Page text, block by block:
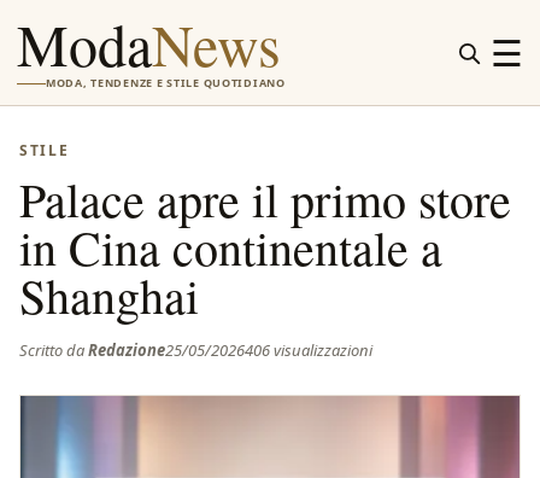
ModaNews
MODA, TENDENZE E STILE QUOTIDIANO
☰
STILE
Palace apre il primo store
in Cina continentale a
Shanghai
Scritto daRedazione25/05/2026406 visualizzazioni